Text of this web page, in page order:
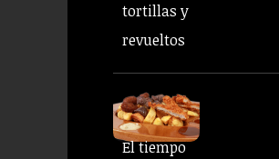
tortillas y
revueltos
El tiempo